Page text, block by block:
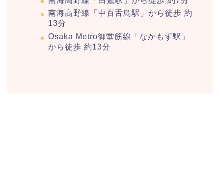
南海高野線「中百舌鳥駅」から徒歩 約
13分
Osaka Metro御堂筋線「なかもず駅」
から徒歩 約13分